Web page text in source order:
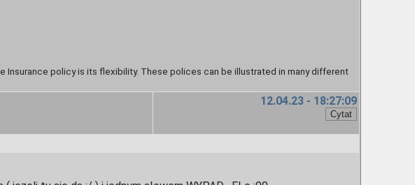
Insurance policy is its flexibility. These polices can be illustrated in many different
12.04.23 - 18:27:09